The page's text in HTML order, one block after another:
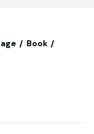
Book